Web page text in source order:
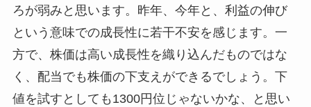
ろが弱みと思います。昨年、今年と、利益の伸び
という意味での成長性に若干不安を感じます。一
方で、株価は高い成長性を織り込んだものではな
く、配当でも株価の下支えができるでしょう。下
値を試すとしても1300円位じゃないかな、と思い